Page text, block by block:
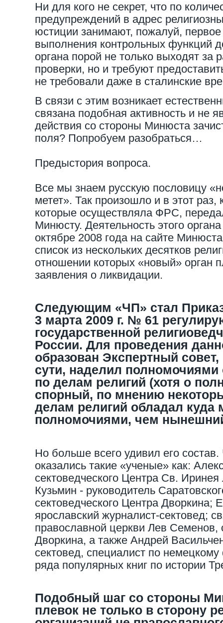
Ни для кого не секрет, что по
предупреждений в адрес
юстиции занимают, пожалуй,
выполнения контрольных функций
органа порой не только выходят за
проверки, но и требуют
не требовали даже в сталинские
В связи с этим возникает
связана подобная активность и не
действия со стороны Минюста
поля? Попробуем разобраться…
Предыстория вопроса.
Все мы знаем русскую пословицу
метет». Так произошло и в этот раз,
которые осуществляла ФРС,
Минюсту. Деятельность этого
октябре 2008 года на сайте
список из нескольких десятков
отношении которых «новый» орган
заявления о ликвидации.
Следующим «ЧП» стал
3 марта 2009 г. № 61
государственной
России. Для проведения
образован Экспертный
сути, наделил полномочиями
по делам религий (хотя о
спорный, по мнению
делам религий обладал
полномочиями, чем
Но больше всего удивил его
оказались такие «ученые» как:
сектоведческого Центра Св.
Кузьмин - руководитель
сектоведческого Центра Дворкина;
ярославский журналист-сектовед;
православной церкви Лев Семенов,
Дворкина, а также Андрей
сектовед, специалист по
ряда популярных книг по истории
Подобный шаг со стороны
плевок не только в сторону